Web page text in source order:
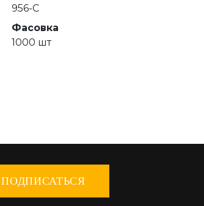
956-C
Фасовка
1000 шт
ПОДПИСАТЬСЯ